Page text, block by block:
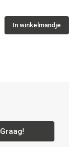
In winkelmandje
Graag!